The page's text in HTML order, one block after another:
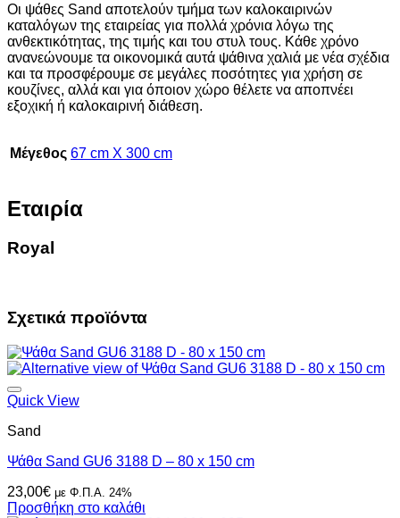
Οι ψάθες Sand αποτελούν τμήμα των καλοκαιρινών
καταλόγων της εταιρείας για πολλά χρόνια λόγω της
ανθεκτικότητας, της τιμής και του στυλ τους. Κάθε χρόνο
ανανεώνουμε τα οικονομικά αυτά ψάθινα χαλιά με νέα σχέδια
και τα προσφέρουμε σε μεγάλες ποσότητες για χρήση σε
κουζίνες, αλλά και για όποιον χώρο θέλετε να αποπνέει
εξοχική ή καλοκαιρινή διάθεση.
Μέγεθος 67 cm X 300 cm
Εταιρία
Royal
Σχετικά προϊόντα
Quick View
Sand
Ψάθα Sand GU6 3188 D – 80 x 150 cm
23,00€ με Φ.Π.Α. 24%
Προσθήκη στο καλάθι